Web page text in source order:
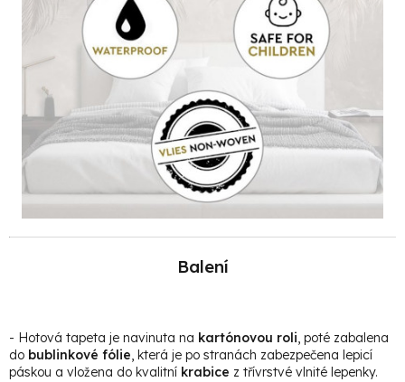
Balení
- Hotová tapeta je navinuta na kartónovou roli, poté zabalena
do bublinkové fólie, která je po stranách zabezpečena lepicí
páskou a vložena do kvalitní krabice z třívrstvé vlnité lepenky.